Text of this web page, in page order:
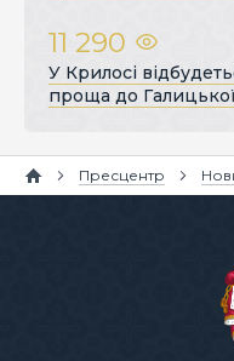
11 290
У Крилосі
проща до
Пресцентр